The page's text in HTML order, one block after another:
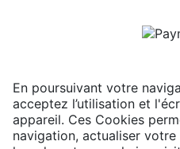
En poursuivant votre
acceptez l’utilisation et
appareil. Ces Cookies
navigation, actualiser